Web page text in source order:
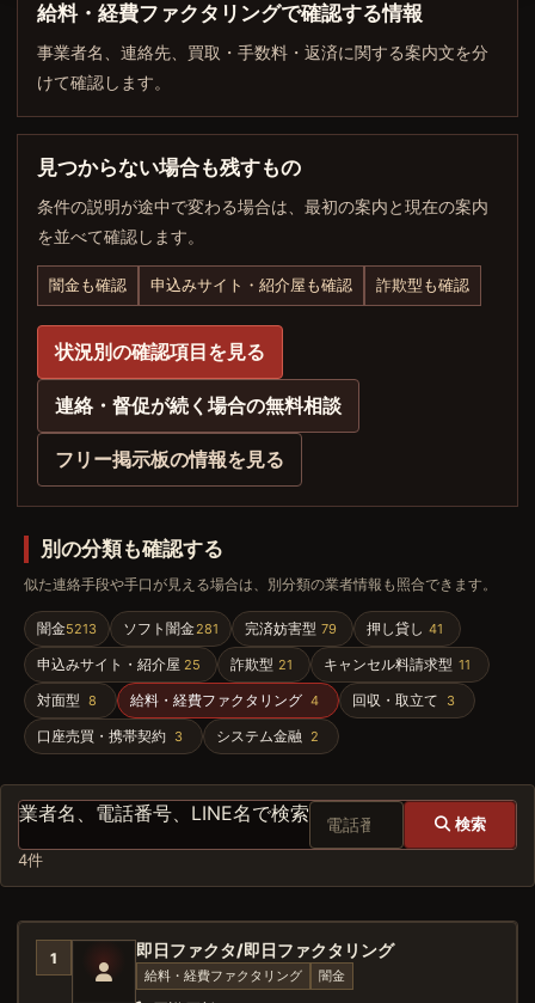
給料・経費ファクタリングで確認する情報
事業者名、連絡先、買取・手数料・返済に関する案内文を分
けて確認します。
見つからない場合も残すもの
条件の説明が途中で変わる場合は、最初の案内と現在の案内
を並べて確認します。
闇金も確認 申込みサイト・紹介屋も確認 詐欺型も確認
状況別の確認項目を見る
連絡・督促が続く場合の無料相談
フリー掲示板の情報を見る
別の分類も確認する
似た連絡手段や手口が見える場合は、別分類の業者情報も照合できます。
闇金5213 ソフト闇金281 完済妨害型 79 押し貸し 41
申込みサイト・紹介屋 25 詐欺型 21 キャンセル料請求型 11
対面型 8 給料・経費ファクタリング 4 回収・取立て 3
口座売買・携帯契約 3 システム金融 2
業者名、電話番号、LINE名で検索 検索
4件
1 即日ファクタ/即日ファクタリング
給料・経費ファクタリング 闇金